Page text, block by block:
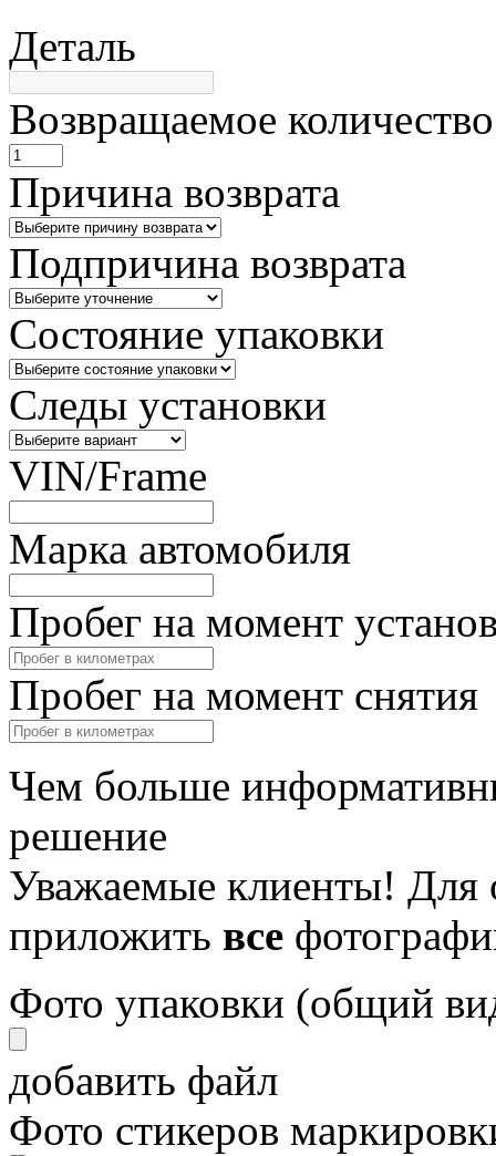
Деталь
Возвращаемое количество
Причина возврата
Подпричина возврата
Состояние упаковки
Следы установки
VIN/Frame
Марка автомобиля
Пробег на момент
Пробег на момент снятия
Чем больше
решение
Уважаемые клиенты! Для
приложить все
Фото упаковки (общий
добавить файл
Фото стикеров